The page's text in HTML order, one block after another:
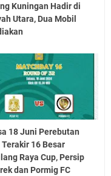
Kuningan Hadir di
Utara, Dua Mobil
18 Juni Perebutan
16 Besar
Raya Cup, Persip
dan Pormig FC